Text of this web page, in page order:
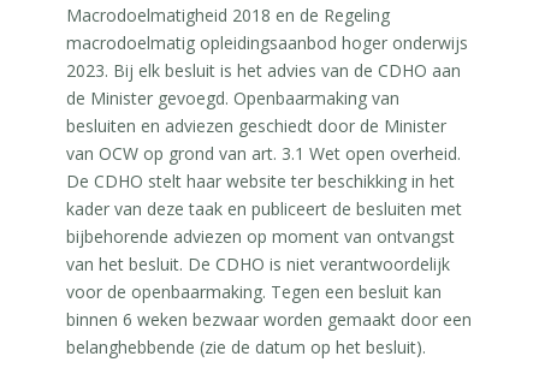
Macrodoelmatigheid 2018 en de Regeling
macrodoelmatig opleidingsaanbod hoger onderwijs
2023. Bij elk besluit is het advies van de CDHO aan
de Minister gevoegd. Openbaarmaking van
besluiten en adviezen geschiedt door de Minister
van OCW op grond van art. 3.1 Wet open overheid.
De CDHO stelt haar website ter beschikking in het
kader van deze taak en publiceert de besluiten met
bijbehorende adviezen op moment van ontvangst
van het besluit. De CDHO is niet verantwoordelijk
voor de openbaarmaking. Tegen een besluit kan
binnen 6 weken bezwaar worden gemaakt door een
belanghebbende (zie de datum op het besluit).